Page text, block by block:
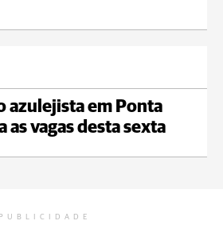
azulejista em Ponta
as vagas desta sexta
PUBLICIDADE